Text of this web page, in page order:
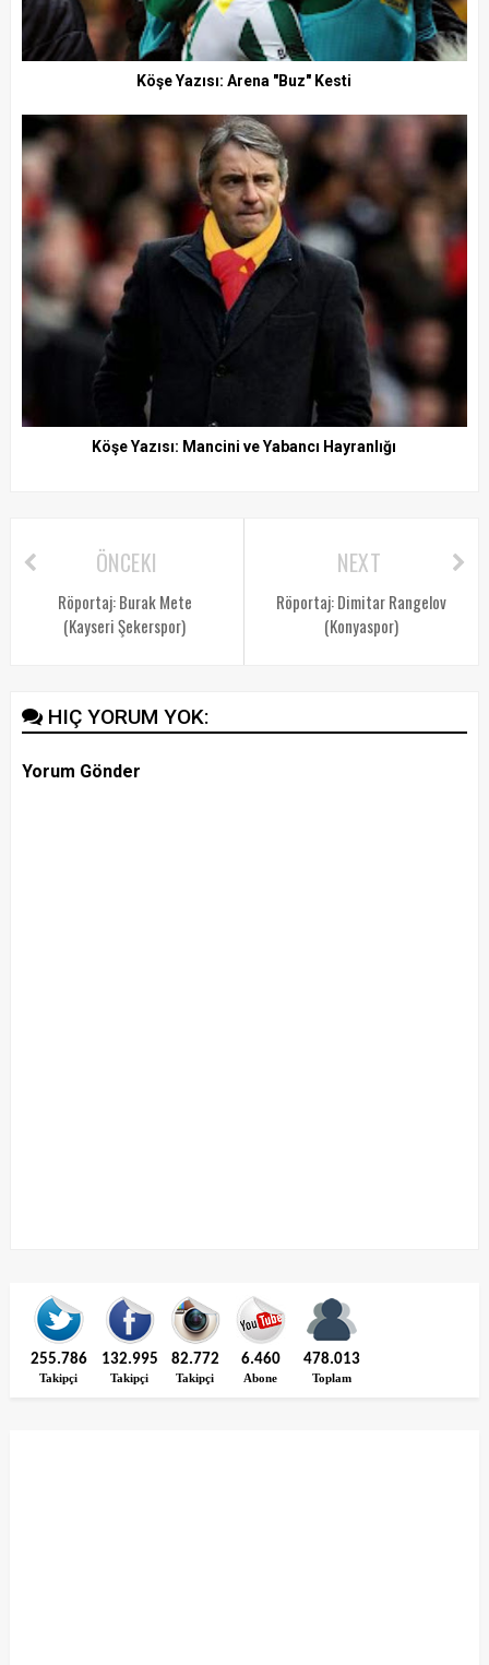
Köşe Yazısı: Arena "Buz" Kesti
Köşe Yazısı: Mancini ve Yabancı Hayranlığı
NEXT
Röportaj: Dimitar Rangelov
(Konyaspor)
ÖNCEKI
Röportaj: Burak Mete
(Kayseri Şekerspor)
HIÇ YORUM YOK:
Yorum Gönder
255.786
Takipçi
132.995
Takipçi
82.772
Takipçi
6.460
Abone
478.013
Toplam